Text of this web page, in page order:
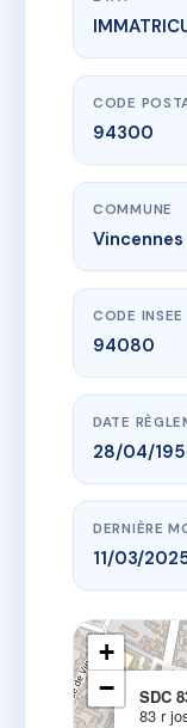
SDC
83 r joseph
CODE
94300
COMMUNE
Vincennes
CODE INSEE
94080
DATE
28/04/
DERNIÈRE
11/03/
SDC
83 r
+
−